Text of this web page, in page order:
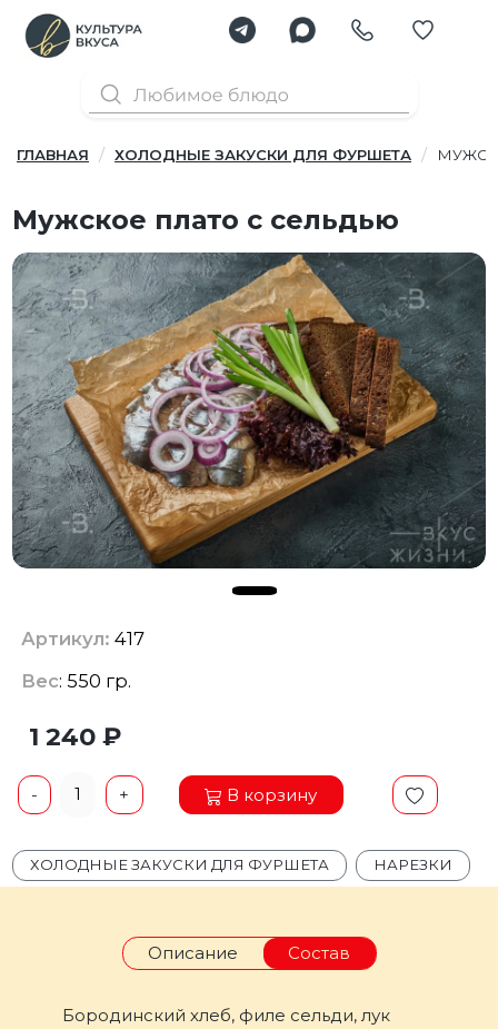
ГЛАВНАЯ ХОЛОДНЫЕ ЗАКУСКИ ДЛЯ ФУРШЕТА
Мужское плато с сельдью
Артикул: 417
Вес: 550 гр.
1 240 ₽
- 1 + В корзину
ХОЛОДНЫЕ ЗАКУСКИ ДЛЯ ФУРШЕТА НАРЕЗКИ
Описание Состав
Бородинский хлеб, филе сельди, лук